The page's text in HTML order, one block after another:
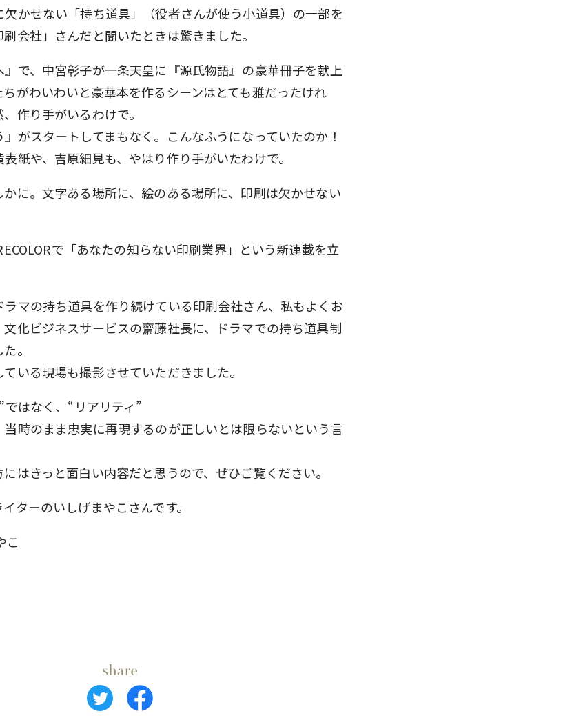
欠かせない「持ち道具」（役者さんが使う小道具）の一部を
会社」さんだと聞いたときは驚きました。
で、中宮彰子が一条天皇に『源氏物語』の豪華冊子を献上
がわいわいと豪華本を作るシーンはとても雅だったけれ
作り手がいるわけで。
がスタートしてまもなく。こんなふうになっていたのか！
紙や、吉原細見も、やはり作り手がいたわけで。
に。文字ある場所に、絵のある場所に、印刷は欠かせない
で「あなたの知らない印刷業界」という新連載を立
マの持ち道具を作り続けている印刷会社さん、私もよくお
化ビジネスサービスの齋藤社長に、ドラマでの持ち道具制
。
いる現場も撮影させていただきました。
はなく、“リアリティ”
時のまま忠実に再現するのが正しいとは限らないという言
はきっと面白い内容だと思うので、ぜひご覧ください。
ターのいしげまやこさんです。
こ